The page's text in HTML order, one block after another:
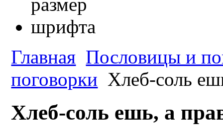
Главная Пословицы и
поговорки Хлеб-соль
Хлеб-соль ешь, а